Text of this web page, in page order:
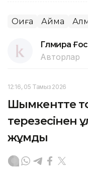
Оқиға Аймақ
Гүлмира
Авторлар
12:16, 05 Тамыз 2026
Шымкентте
терезесінен
жұмды